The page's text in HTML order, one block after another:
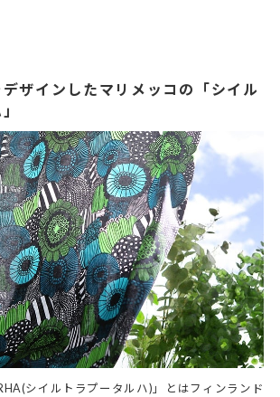
ザインしたマリメッコの「シイル
シイルトラプータルハ)」とはフィンランド